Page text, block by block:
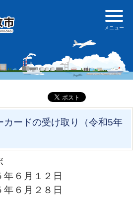
カードの受け取り（令和5年
６月１２日
年６月２８日